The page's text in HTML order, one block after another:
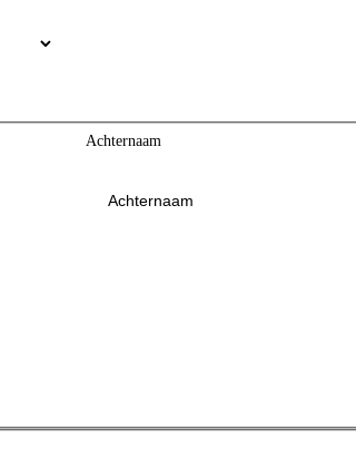
Achternaam